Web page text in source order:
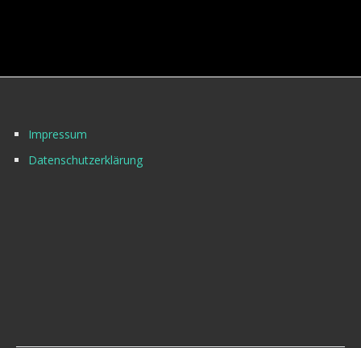
Impressum
Datenschutzerklärung